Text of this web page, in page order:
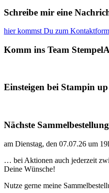
Schreibe mir eine
hier kommst Du zum
Komm ins Team
Einsteigen bei Stampin up
Nächste Sammelbestellung
am Dienstag, den 07.07.26 um
… bei Aktionen auch jederzeit
Deine Wünsche!
Nutze gerne meine